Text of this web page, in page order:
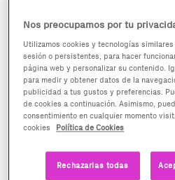
Nos preocupamos por tu
Utilizamos cookies y tecnologías
sesión o persistentes, para hacer
página web y personalizar su contenido.
para medir y obtener datos de la
publicidad a tus gustos y preferencias.
de cookies a continuación. Asimismo,
consentimiento en cualquier momento
cookies
Política de Cookies
Rechazarlas todas